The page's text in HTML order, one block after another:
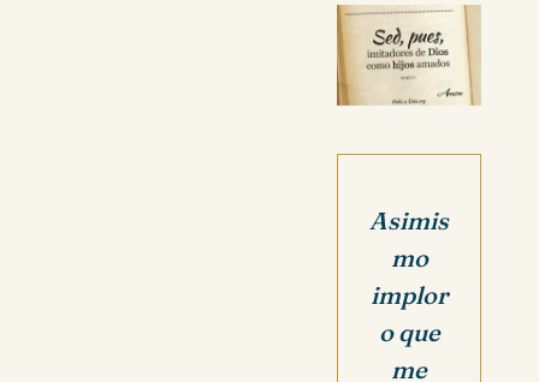
Asimis
mo
implor
o que
me